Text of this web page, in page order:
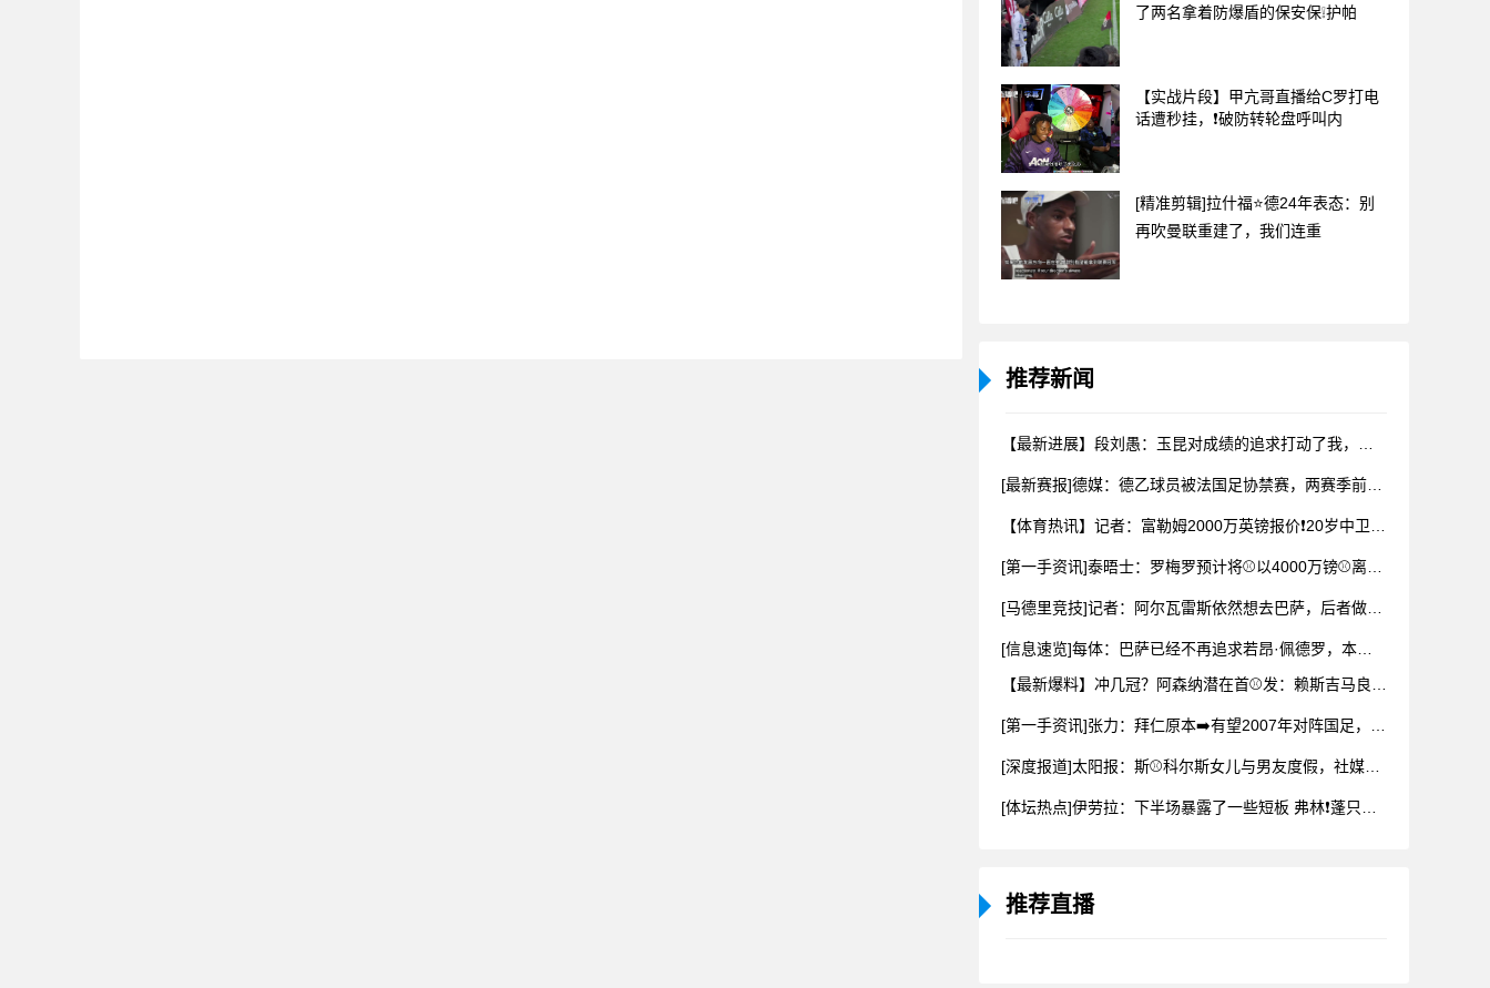
了两名拿着防爆盾的保安保❕护帕
【实战片段】甲亢哥直播给C罗打电
话遭秒挂，❗破防转轮盘呼叫内
[精准剪辑]拉什福⭐德24年表态：别
再吹曼联重建了，我们连重
推荐新闻
推荐直播